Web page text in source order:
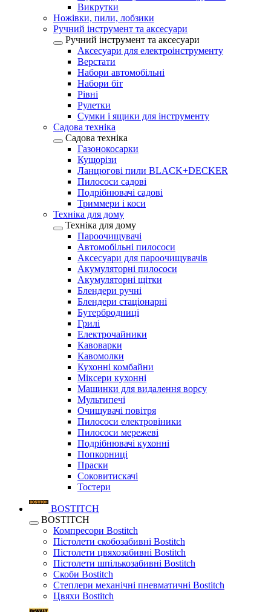
Викрутки
Ножівки, пили, лобзики
Ручний інструмент та аксесуари
Ручний інструмент та аксесуари
Аксесуари для електроінструменту
Верстати
Набори автомобільні
Набори біт
Рівні
Рулетки
Сумки і ящики для інструменту
Садова техніка
Садова техніка
Газонокосарки
Кущорізи
Ланцюгові пили BLACK+DECKER
Пилососи садові
Подрібнювачі садові
Триммери і коси
Техніка для дому
Техніка для дому
Пароочищувачі
Автомобільні пилососи
Аксесуари для пароочищувачів
Акумуляторні пилососи
Акумуляторні щітки
Блендери ручні
Блендери стаціонарні
Бутербродниці
Грилі
Електрочайники
Кавоварки
Кавомолки
Кухонні комбайни
Міксери кухонні
Машинки для видалення ворсу
Мультипечі
Очищувачі повітря
Пилососи електровіники
Пилососи мережеві
Подрібнювачі кухонні
Попкорниці
Праски
Соковитискачі
Тостери
BOSTITCH
BOSTITCH
Компресори Bostitch
Пістолети скобозабивні Bostitch
Пістолети цвяхозабивні Bostitch
Пістолети шпількозабивні Bostitch
Скоби Bostitch
Степлери механічні пневматичні Bostitch
Цвяхи Bostitch